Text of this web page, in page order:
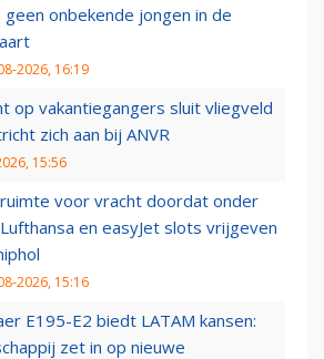
geen onbekende jongen in de
2026, 16:19
op vakantiegangers sluit vliegveld
zich aan bij ANVR
15:56
voor vracht doordat onder
en easyJet slots vrijgeven
2026, 15:16
E195-E2 biedt LATAM kansen:
zet in op nieuwe